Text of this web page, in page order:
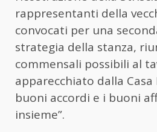
rappresentanti della
convocati per una
strategia della stanza,
commensali possibili al
apparecchiato dalla Casa
buoni accordi e i buoni
insieme”.